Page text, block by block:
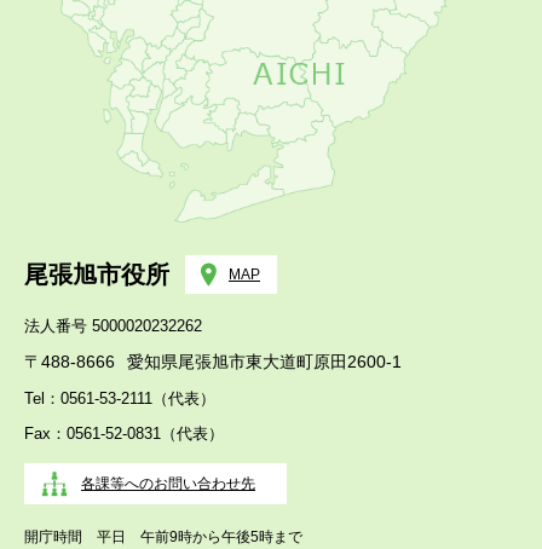
尾張旭市役所 MAP
法人番号 5000020232262
〒488-8666 愛知県尾張旭市東大道町原田2600-1
Tel：0561-53-2111（代表）
Fax：0561-52-0831（代表）
各課等へのお問い合わせ先
開庁時間 平日 午前9時から午後5時まで